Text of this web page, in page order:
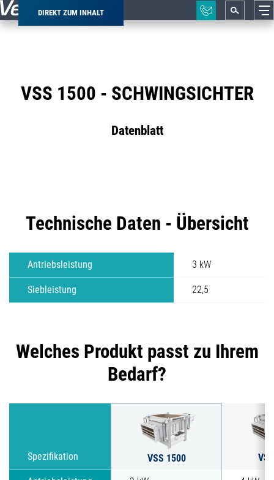
DIREKT ZUM INHALT
Pfadnavigation
VSS 1500 - SCHWINGSICHTER
Datenblatt
Technische Daten - Übersicht
Antriebsleistung 3 kW
Siebleistung 22,5
Welches Produkt passt zu Ihrem
Bedarf?
Spezifikation VSS 1500